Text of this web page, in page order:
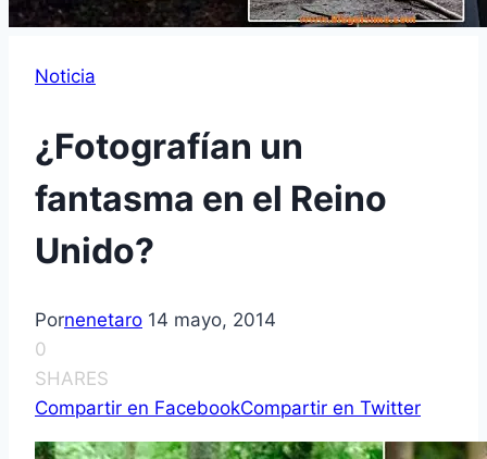
Noticia
¿Fotografían un
fantasma en el Reino
Unido?
Pornenetaro 14 mayo, 2014
0
SHARES
Compartir en FacebookCompartir en Twitter